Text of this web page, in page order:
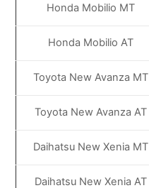
Honda Mobilio MT
Honda Mobilio AT
Toyota New Avanza MT
Toyota New Avanza AT
Daihatsu New Xenia MT
Daihatsu New Xenia AT